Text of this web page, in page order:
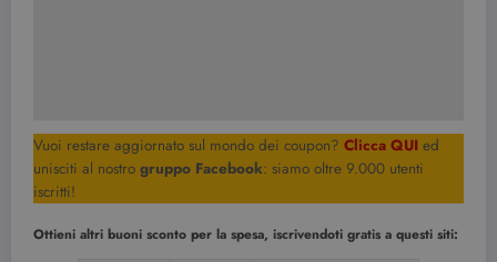
Vuoi restare aggiornato sul mondo dei coupon? Clicca QUI ed
unisciti al nostro gruppo Facebook: siamo oltre 9.000 utenti
iscritti!
Ottieni altri buoni sconto per la spesa, iscrivendoti gratis a questi siti: